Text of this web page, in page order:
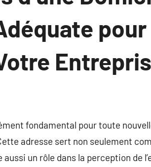
fondamental pour toute
adresse sert non seulement
un rôle dans la perception de